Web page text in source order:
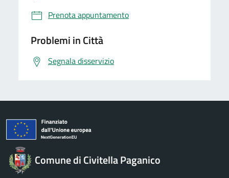
Prenota appuntamento
Problemi in Città
Segnala disservizio
Comune di Civitella Paganico